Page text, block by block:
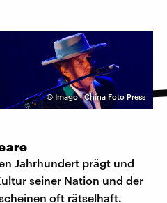
©Imago | China Foto Press
Jahrhundert prägt und
seiner Nation und der
oft rätselhaft.